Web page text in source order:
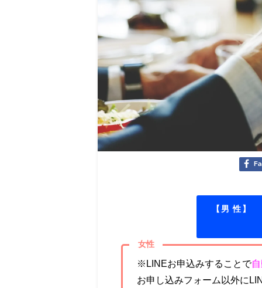
【男 性】
女性
※LINEお申込みすることで
お申し込みフォーム以外に